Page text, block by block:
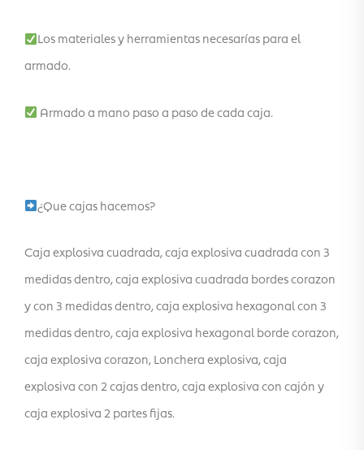
Los materiales y herramientas necesarías para el
armado.
Armado a mano paso a paso de cada caja.
¿Que cajas hacemos?
Caja explosiva cuadrada, caja explosiva cuadrada con 3
medidas dentro, caja explosiva cuadrada bordes corazon
y con 3 medidas dentro, caja explosiva hexagonal con 3
medidas dentro, caja explosiva hexagonal borde corazon,
caja explosiva corazon, Lonchera explosiva, caja
explosiva con 2 cajas dentro, caja explosiva con cajón y
caja explosiva 2 partes fijas.